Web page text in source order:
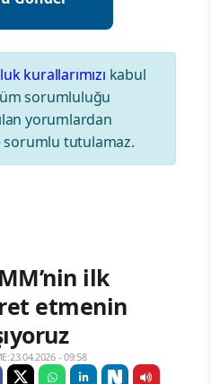
kurallarımızı kabul
sorumluluğu
yorumlardan
tutulamaz.
ilk
etmenin
- 09:58